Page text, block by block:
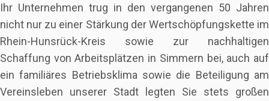
Ihr Unternehmen trug in den vergangenen 50 Jahren
nicht nur zu einer Stärkung der Wertschöpfungskette im
Rhein-Hunsrück-Kreis sowie zur nachhaltigen
Schaffung von Arbeitsplätzen in Simmern bei, auch auf
ein familiäres Betriebsklima sowie die Beteiligung am
Vereinsleben unserer Stadt legten Sie stets großen